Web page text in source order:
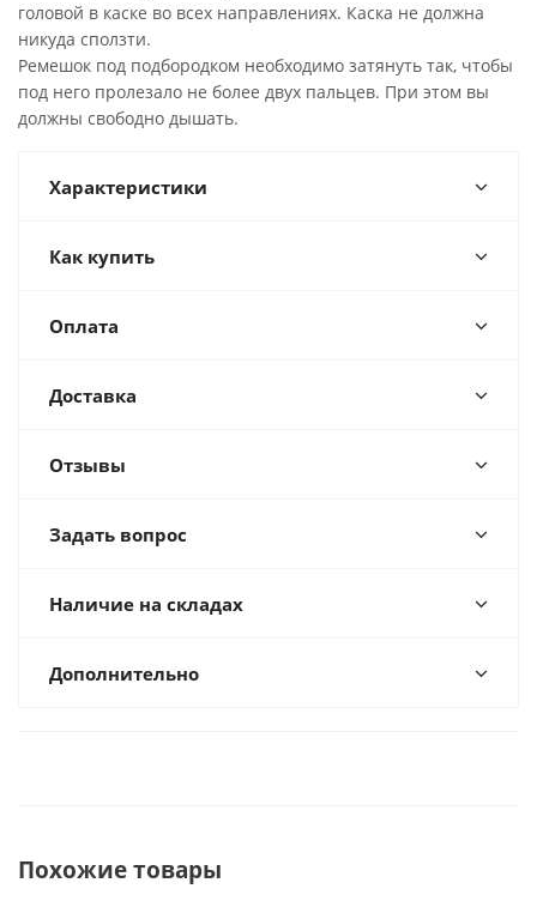
головой в каске во всех направлениях. Каска не должна
никуда сползти.
Ремешок под подбородком необходимо затянуть так, чтобы
под него пролезало не более двух пальцев. При этом вы
должны свободно дышать.
Характеристики
Как купить
Оплата
Доставка
Отзывы
Задать вопрос
Наличие на складах
Дополнительно
Похожие товары